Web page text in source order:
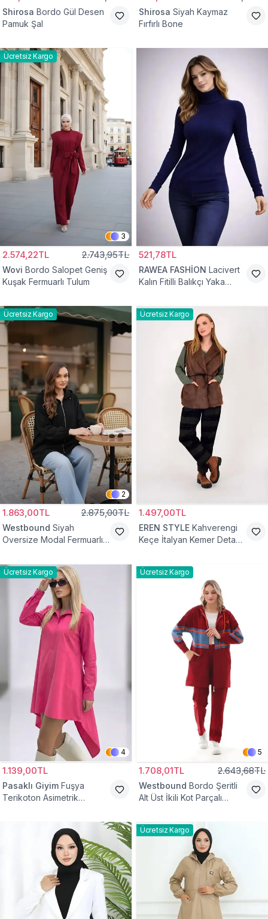
Shirosa Bordo Gül Desen
Pamuk Şal
Shirosa Siyah Kaymaz
Fırfırlı Bone
Ücretsiz Kargo
3
2.574,22TL 2.743,95TL
Wovi Bordo Salopet Geniş
Kuşak Fermuarlı Tulum
521,78TL
RAWEA FASHİON Lacivert
Kalın Fitilli Balıkçı Yaka
Ücretsiz Kargo
2
1.863,00TL 2.875,00TL
Westbound Siyah
Oversize Modal Fermuarlı
Ücretsiz Kargo
1.497,00TL
EREN STYLE Kahverengi
Keçe İtalyan Kemer Detaylı
Ücretsiz Kargo
4
1.139,00TL
Pasaklı Giyim Fuşya
Terikoton Asimetrik
Ücretsiz Kargo
5
1.708,01TL 2.643,68TL
Westbound Bordo Şeritli
Alt Üst İkili Kot Parçalı
Ücretsiz Kargo